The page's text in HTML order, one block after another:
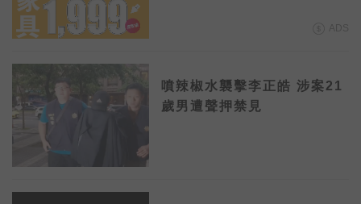
噴辣椒水襲擊李正皓 涉案21
歲男遭聲押禁見